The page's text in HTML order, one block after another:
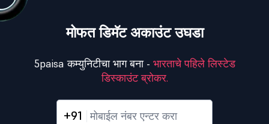
मोफत डिमॅट अकाउंट उघडा
5paisa कम्युनिटीचा भाग बना - भारताचे पहिले लिस्टेड
डिस्काउंट ब्रोकर.
+91